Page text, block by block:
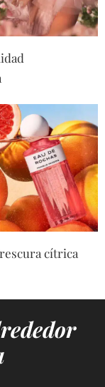
cítrica